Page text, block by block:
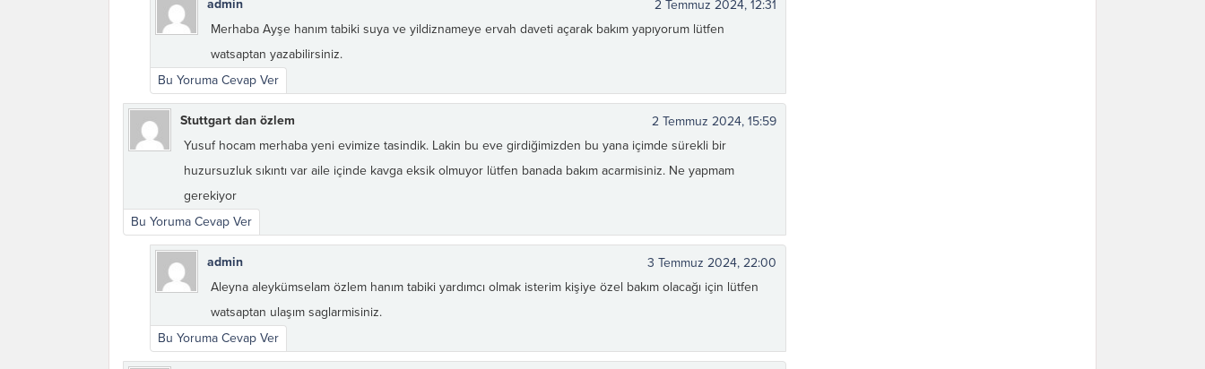
admin
2 Temmuz 2024, 12:31
Merhaba Ayşe hanım tabiki suya ve yildiznameye ervah daveti açarak bakım yapıyorum lütfen
watsaptan yazabilirsiniz.
Bu Yoruma Cevap Ver
Stuttgart dan özlem
2 Temmuz 2024, 15:59
Yusuf hocam merhaba yeni evimize tasindik. Lakin bu eve girdiğimizden bu yana içimde sürekli bir
huzursuzluk sıkıntı var aile içinde kavga eksik olmuyor lütfen banada bakım acarmisiniz. Ne yapmam
gerekiyor
Bu Yoruma Cevap Ver
admin
3 Temmuz 2024, 22:00
Aleyna aleykümselam özlem hanım tabiki yardımcı olmak isterim kişiye özel bakım olacağı için lütfen
watsaptan ulaşım saglarmisiniz.
Bu Yoruma Cevap Ver